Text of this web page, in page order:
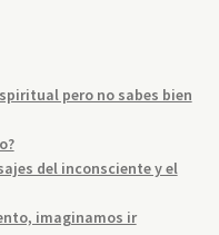
pero no sabes bien
del inconsciente y el
imaginamos ir